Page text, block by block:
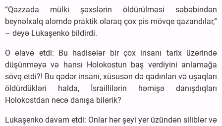
“Qəzzada mülki şəxslərin öldürülməsi səbəbindən
beynəlxalq aləmdə praktik olaraq çox pis mövqe qazandılar,”
– deyə Lukaşenko bildirdi.
O əlavə etdi: Bu hadisələr bir çox insanı tarix üzərində
düşünməyə və hansı Holokostun baş verdiyini anlamağa
sövq etdi?! Bu qədər insanı, xüsusən də qadınları və uşaqları
öldürdükləri halda, İsraillilərin həmişə danışdıqları
Holokostdan necə danışa bilərik?
Lukaşenko davam etdi: Onlar hər şeyi yer üzündən siliblər və